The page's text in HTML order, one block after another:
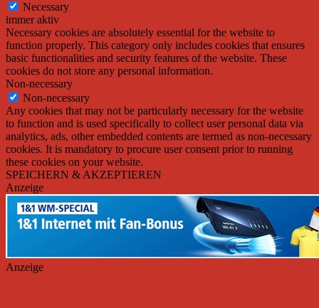
Necessary
immer aktiv
Necessary cookies are absolutely essential for the website to
function properly. This category only includes cookies that ensures
basic functionalities and security features of the website. These
cookies do not store any personal information.
Non-necessary
Non-necessary
Any cookies that may not be particularly necessary for the website
to function and is used specifically to collect user personal data via
analytics, ads, other embedded contents are termed as non-necessary
cookies. It is mandatory to procure user consent prior to running
these cookies on your website.
SPEICHERN & AKZEPTIEREN
Anzeige
Anzeige